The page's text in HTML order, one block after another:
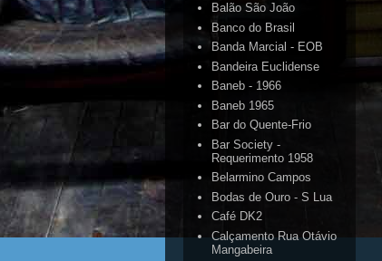
Balão São João
Banco do Brasil
Banda Marcial - EOB
Bandeira Euclidense
Baneb - 1966
Baneb 1965
Bar do Quente-Frio
Bar Society -
Requerimento 1958
Belarmino Campos
Bodas de Ouro - S Lua
Café DK2
Calçamento Rua Otávio
Mangabeira